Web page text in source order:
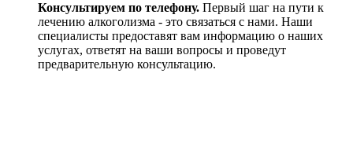
Консультируем по телефону. Первый шаг на пути к
лечению алкоголизма - это связаться с нами. Наши
специалисты предоставят вам информацию о наших
услугах, ответят на ваши вопросы и проведут
предварительную консультацию.